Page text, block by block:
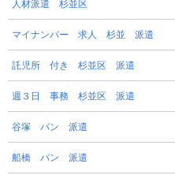
人材派遣 杉並区
マイナンバー 求人 杉並 派遣
託児所 付き 杉並区 派遣
週３日 事務 杉並区 派遣
谷塚 パン 派遣
船橋 パン 派遣